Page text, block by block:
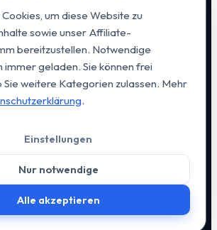
Cookie-Einstellungen
14, D-95444 Bayreuth |
um diese Website zu
sowie unser Affiliate-
bereitzustellen. Notwendige
immer geladen. Sie können frei
Sie weitere Kategorien zulassen. Mehr
.
Einstellungen
Nur notwendige
Alle akzeptieren